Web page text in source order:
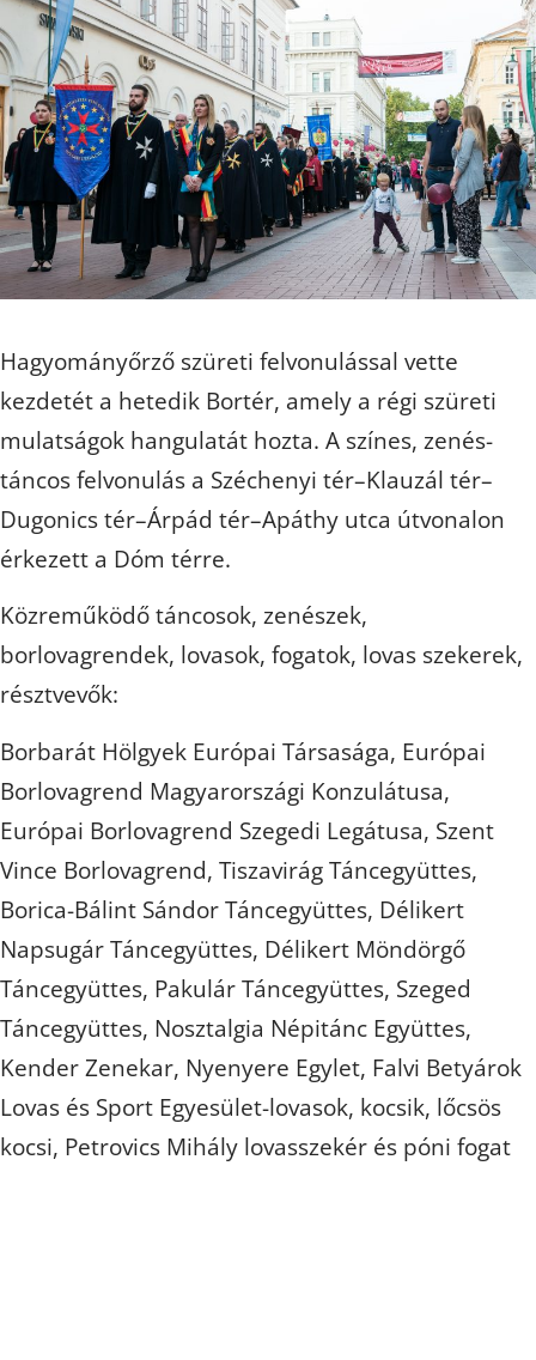
Hagyományőrző szüreti felvonulással vette
kezdetét a hetedik Bortér, amely a régi szüreti
mulatságok hangulatát hozta. A színes, zenés-
táncos felvonulás a Széchenyi tér–Klauzál tér–
Dugonics tér–Árpád tér–Apáthy utca útvonalon
érkezett a Dóm térre.
Közreműködő táncosok, zenészek,
borlovagrendek, lovasok, fogatok, lovas szekerek,
résztvevők:
Borbarát Hölgyek Európai Társasága, Európai
Borlovagrend Magyarországi Konzulátusa,
Európai Borlovagrend Szegedi Legátusa, Szent
Vince Borlovagrend, Tiszavirág Táncegyüttes,
Borica-Bálint Sándor Táncegyüttes, Délikert
Napsugár Táncegyüttes, Délikert Möndörgő
Táncegyüttes, Pakulár Táncegyüttes, Szeged
Táncegyüttes, Nosztalgia Népitánc Együttes,
Kender Zenekar, Nyenyere Egylet, Falvi Betyárok
Lovas és Sport Egyesület-lovasok, kocsik, lőcsös
kocsi, Petrovics Mihály lovasszekér és póni fogat